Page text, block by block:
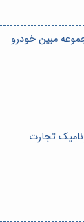
مبین خودرو
تجارت